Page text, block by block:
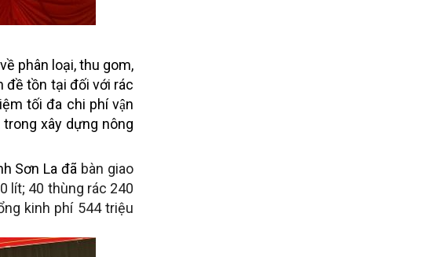
phân loại, thu gom,
đề tồn tại đối với rác
tối đa chi phí vận
xây dựng nông
Sơn La đã bàn giao
lít; 40 thùng rác 240
kinh phí 544 triệu